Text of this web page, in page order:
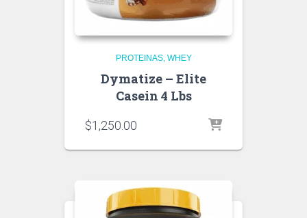
PROTEINAS WHEY
Dymatize – Elite
Casein 4 Lbs
$1,250.00